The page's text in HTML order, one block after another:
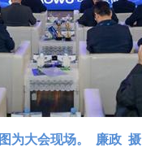
图为大会现场。 廉政 摄